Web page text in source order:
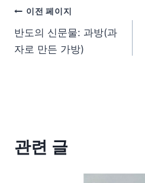
이전 페이지
반도의 신문물: 과방(과
자로 만든 가방)
관련 글